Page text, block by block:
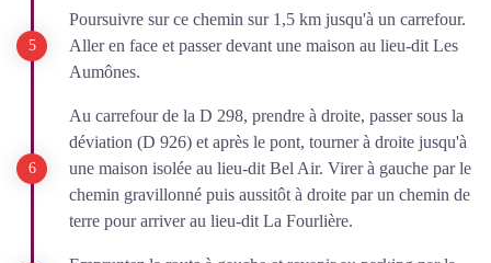
Poursuivre sur ce chemin sur 1,5 km jusqu'à un carrefour.
Aller en face et passer devant une maison au lieu-dit Les
Aumônes.
Au carrefour de la D 298, prendre à droite, passer sous la
déviation (D 926) et après le pont, tourner à droite jusqu'à
une maison isolée au lieu-dit Bel Air. Virer à gauche par le
chemin gravillonné puis aussitôt à droite par un chemin de
terre pour arriver au lieu-dit La Fourlière.